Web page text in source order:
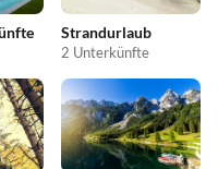
Strandurlaub
2 Unterkünfte